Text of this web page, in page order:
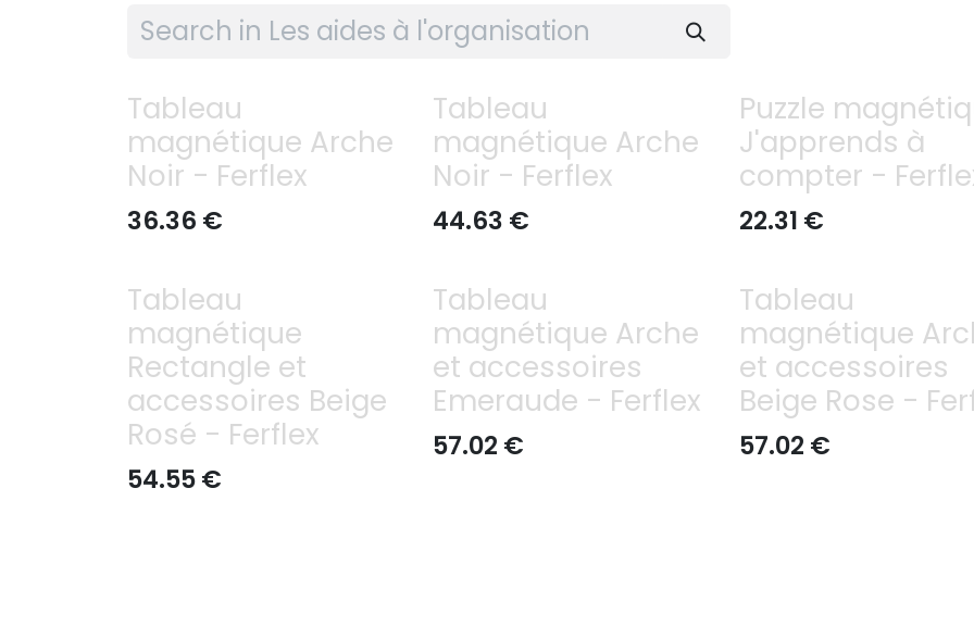
Tableau
magnétique Arche
Noir - Ferflex
36.36 €
Tableau
magnétique Arche
Noir - Ferflex
44.63 €
Puzzle
J'apprends à
compter -
22.31 €
Tableau
magnétique
Rectangle et
accessoires Beige
Rosé - Ferflex
54.55€
Tableau
magnétique Arche
et accessoires
Emeraude - Ferflex
57.02 €
Tableau
magnétique
et accessoires
Beige Rose -
57.02 €